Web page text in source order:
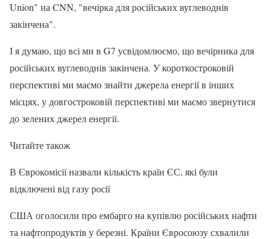
Union" на CNN, "вечірка для російських вуглеводнів
закінчена".
І я думаю, що всі ми в G7 усвідомлюємо, що вечірника для
російських вуглеводнів закінчена. У короткостроковій
перспективі ми маємо знайти джерела енергії в інших
місцях, у довгостроковій перспективі ми маємо звернутися
до зелених джерел енергії.
Читайте також
В Єврокомісії назвали кількість країн ЄС, які були
відключені від газу росії
США оголосили про ембарго на купівлю російських нафти
та нафтопродуктів у березні. Країни Євросоюзу схвалили